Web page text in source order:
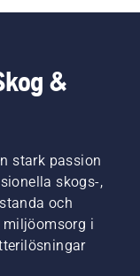
&
stark passion
skogs-,
och
miljöomsorg i